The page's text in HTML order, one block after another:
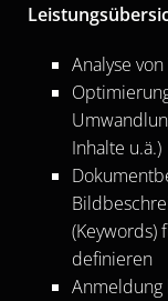
Analyse
Inhalte u.ä.)
(Keywords)
definieren
Anmeldung